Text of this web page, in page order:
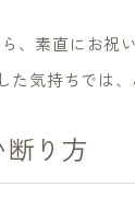
、素直にお祝
た気持ちでは
り方